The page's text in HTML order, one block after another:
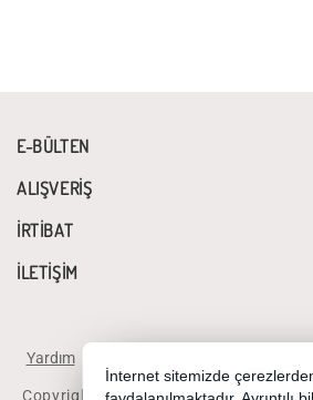
E-BÜLTEN
ALIŞVERİŞ
İRTİBAT
İLETİŞİM
Yardım
Copyright 2026 diyalogbilgisayar.com -
İnternet sitemizde